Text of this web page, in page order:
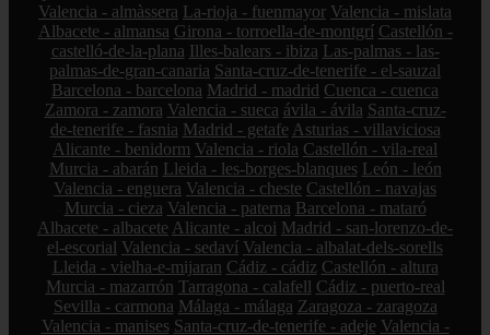
Valencia - almàssera La-rioja - fuenmayor Valencia - mislata
Albacete - almansa Girona - torroella-de-montgrí Castellón -
castelló-de-la-plana Illes-balears - ibiza Las-palmas - las-
palmas-de-gran-canaria Santa-cruz-de-tenerife - el-sauzal
Barcelona - barcelona Madrid - madrid Cuenca - cuenca
Zamora - zamora Valencia - sueca ávila - ávila Santa-cruz-
de-tenerife - fasnia Madrid - getafe Asturias - villaviciosa
Alicante - benidorm Valencia - riola Castellón - vila-real
Murcia - abarán Lleida - les-borges-blanques León - león
Valencia - enguera Valencia - cheste Castellón - navajas
Murcia - cieza Valencia - paterna Barcelona - mataró
Albacete - albacete Alicante - alcoi Madrid - san-lorenzo-de-
el-escorial Valencia - sedaví Valencia - albalat-dels-sorells
Lleida - vielha-e-mijaran Cádiz - cádiz Castellón - altura
Murcia - mazarrón Tarragona - calafell Cádiz - puerto-real
Sevilla - carmona Málaga - málaga Zaragoza - zaragoza
Valencia - manises Santa-cruz-de-tenerife - adeje Valencia -